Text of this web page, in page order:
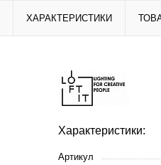
ХАРАКТЕРИСТИКИ
Характеристики:
Артикул